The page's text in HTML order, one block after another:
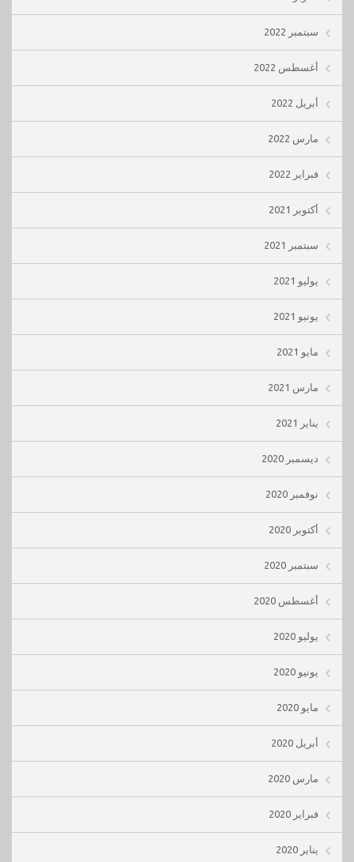
سبتمبر 2022
أغسطس 2022
أبريل 2022
مارس 2022
فبراير 2022
أكتوبر 2021
سبتمبر 2021
يوليو 2021
يونيو 2021
مايو 2021
مارس 2021
يناير 2021
ديسمبر 2020
نوفمبر 2020
أكتوبر 2020
سبتمبر 2020
أغسطس 2020
يوليو 2020
يونيو 2020
مايو 2020
أبريل 2020
مارس 2020
فبراير 2020
يناير 2020